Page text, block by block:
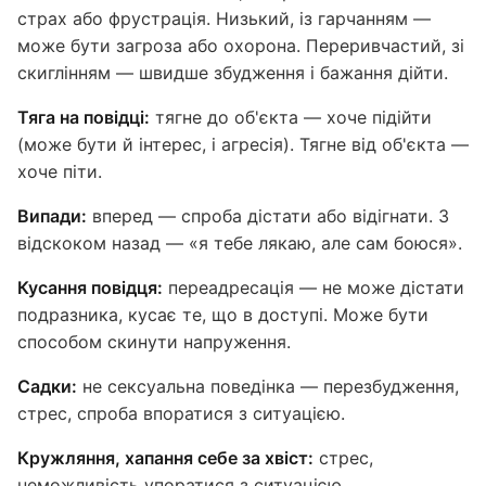
страх або фрустрація. Низький, із гарчанням —
може бути загроза або охорона. Переривчастий, зі
скиглінням — швидше збудження і бажання дійти.
Тяга на повідці: тягне до об'єкта — хоче підійти
(може бути й інтерес, і агресія). Тягне від об'єкта —
хоче піти.
Випади: вперед — спроба дістати або відігнати. З
відскоком назад — «я тебе лякаю, але сам боюся».
Кусання повідця: переадресація — не може дістати
подразника, кусає те, що в доступі. Може бути
способом скинути напруження.
Садки: не сексуальна поведінка — перезбудження,
стрес, спроба впоратися з ситуацією.
Кружляння, хапання себе за хвіст: стрес,